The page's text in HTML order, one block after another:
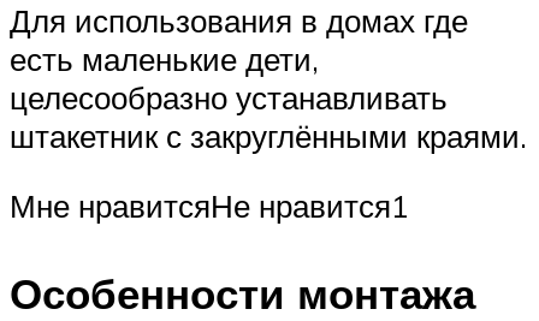
Для использования в домах где
есть маленькие дети,
целесообразно устанавливать
штакетник с закруглёнными краями.
Мне нравитсяНе нравится1
Особенности монтажа